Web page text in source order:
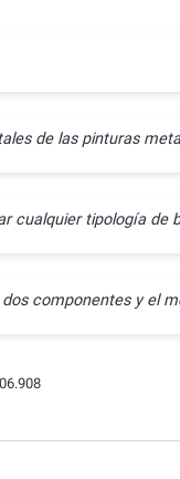
de las pinturas
cualquier tipología de
componentes y el